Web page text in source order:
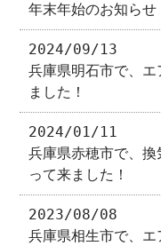
年末年始のお知らせ
2024/09/13
兵庫県明石市で、
ました！
2024/01/11
兵庫県赤穂市で、
って来ました！
2023/08/08
兵庫県相生市で、エ